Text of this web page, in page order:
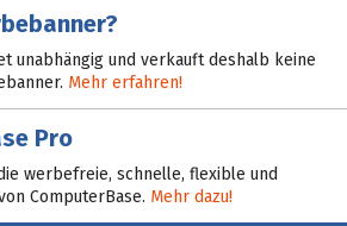
unabhängig und verkauft deshalb keine
Mehr erfahren!
Pro
werbefreie, schnelle, flexible und
ComputerBase. Mehr dazu!